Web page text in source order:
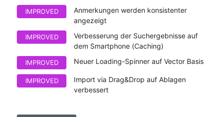
IMPROVED
Anmerkungen werden konsistenter
angezeigt
IMPROVED
Verbesserung der Suchergebnisse auf
dem Smartphone (Caching)
IMPROVED Neuer Loading-Spinner auf Vector Basis
IMPROVED
Import via Drag&Drop auf Ablagen
verbessert